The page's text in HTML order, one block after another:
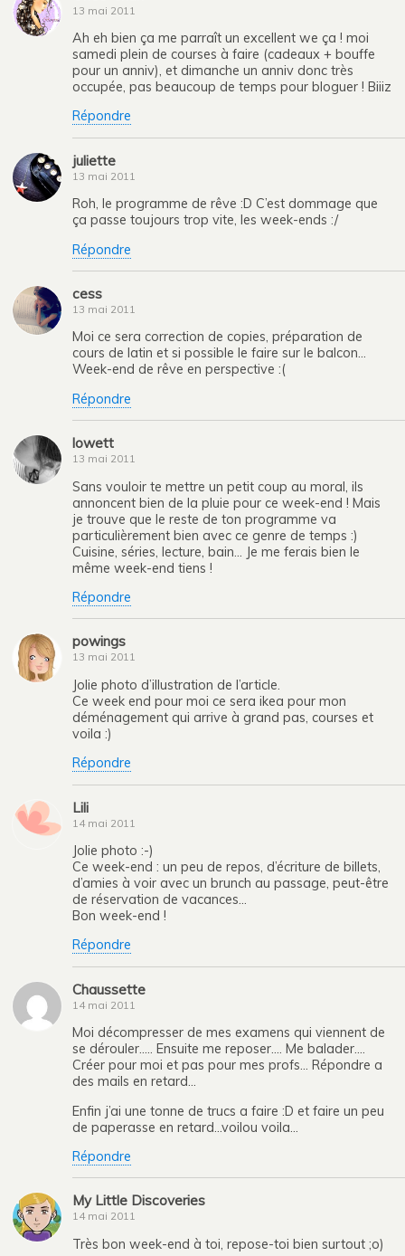
13 mai 2011
Ah eh bien ça me parraît un excellent we ça ! moi
samedi plein de courses à faire (cadeaux + bouffe
pour un anniv), et dimanche un anniv donc très
occupée, pas beaucoup de temps pour bloguer ! Biiiz
Répondre
juliette
13 mai 2011
Roh, le programme de rêve :D C’est dommage que
ça passe toujours trop vite, les week-ends :/
Répondre
cess
13 mai 2011
Moi ce sera correction de copies, préparation de
cours de latin et si possible le faire sur le balcon…
Week-end de rêve en perspective :(
Répondre
lowett
13 mai 2011
Sans vouloir te mettre un petit coup au moral, ils
annoncent bien de la pluie pour ce week-end ! Mais
je trouve que le reste de ton programme va
particulièrement bien avec ce genre de temps :)
Cuisine, séries, lecture, bain… Je me ferais bien le
même week-end tiens !
Répondre
powings
13 mai 2011
Jolie photo d’illustration de l’article.
Ce week end pour moi ce sera ikea pour mon
déménagement qui arrive à grand pas, courses et
voila :)
Répondre
Lili
14 mai 2011
Jolie photo :-)
Ce week-end : un peu de repos, d’écriture de billets,
d’amies à voir avec un brunch au passage, peut-être
de réservation de vacances…
Bon week-end !
Répondre
Chaussette
14 mai 2011
Moi décompresser de mes examens qui viennent de
se dérouler….. Ensuite me reposer…. Me balader….
Créer pour moi et pas pour mes profs… Répondre a
des mails en retard…
Enfin j’ai une tonne de trucs a faire :D et faire un peu
de paperasse en retard…voilou voila…
Répondre
My Little Discoveries
14 mai 2011
Très bon week-end à toi, repose-toi bien surtout ;o)